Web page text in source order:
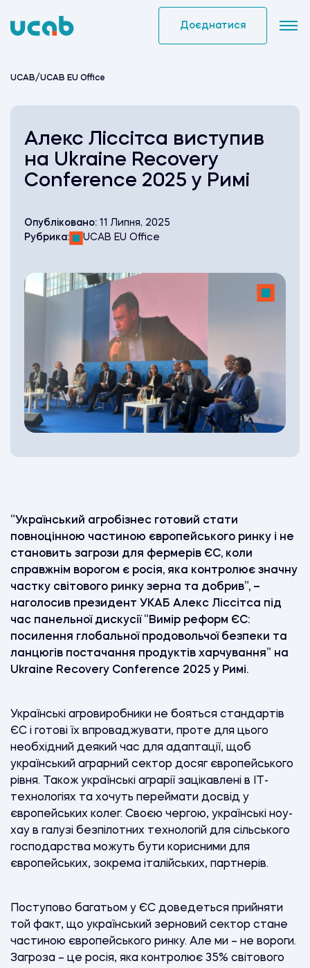
to
Доєднатися
UCAB/UCAB EU Office
Алекс Ліссітса виступив
на Ukraine Recovery
Conference 2025 у Римі
Опубліковано: 11 Липня, 2025
Рубрика:
UCAB EU Office
“Український агробізнес готовий стати
повноцінною частиною європейського ринку і не
становить загрози для фермерів ЄС, коли
справжнім ворогом є росія, яка контролює значну
частку світового ринку зерна та добрив”, –
наголосив президент УКАБ Алекс Ліссітса під
час панельної дискусії “Вимір реформ ЄС:
посилення глобальної продовольчої безпеки та
ланцюгів постачання продуктів харчування” на
Ukraine Recovery Conference 2025 у Римі.
Українські агровиробники не бояться стандартів
ЄС і готові їх впроваджувати, проте для цього
необхідний деякий час для адаптації, щоб
український аграрний сектор досяг європейського
рівня. Також українські аграрії зацікавлені в ІТ-
технологіях та хочуть переймати досвід у
європейських колег. Своєю чергою, українські ноу-
хау в галузі безпілотних технологій для сільського
господарства можуть бути корисними для
європейських, зокрема італійських, партнерів.
Поступово багатьом у ЄС доведеться прийняти
той факт, що український зерновий сектор стане
частиною європейського ринку. Але ми – не вороги.
Загроза – це росія, яка контролює 35% світового